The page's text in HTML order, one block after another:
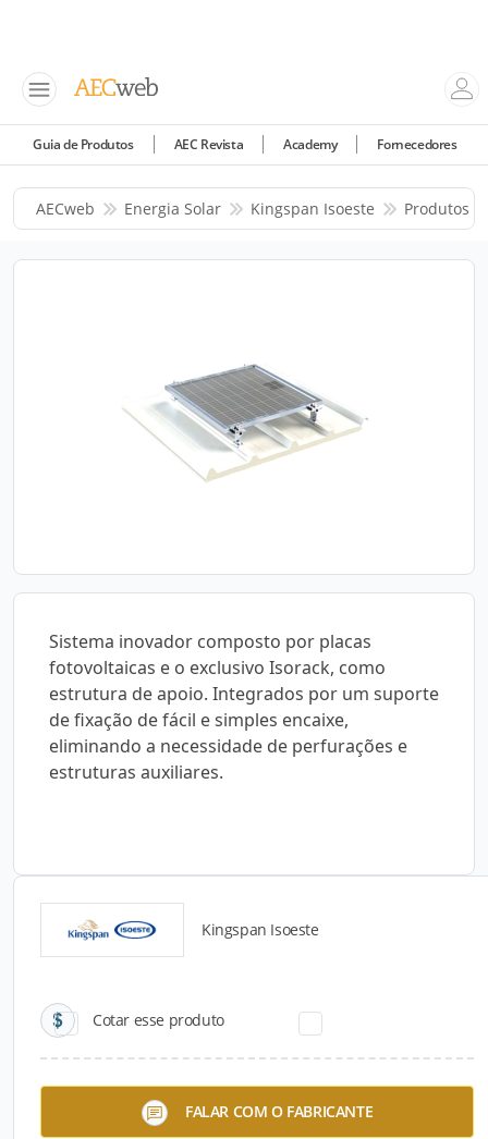
Guia de Produtos AEC Revista Academy Fornecedores
AECweb Energia Solar Kingspan Isoeste Produtos
Sistema inovador composto por placas
fotovoltaicas e o exclusivo Isorack, como
estrutura de apoio. Integrados por um suporte
de fixação de fácil e simples encaixe,
eliminando a necessidade de perfurações e
estruturas auxiliares.
Kingspan Isoeste
Cotar esse produto
FALAR COM O FABRICANTE
Catálogos para Download